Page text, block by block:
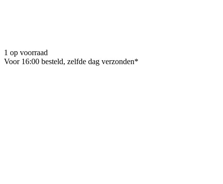
1 op voorraad
Voor 16:00 besteld, zelfde dag verzonden*